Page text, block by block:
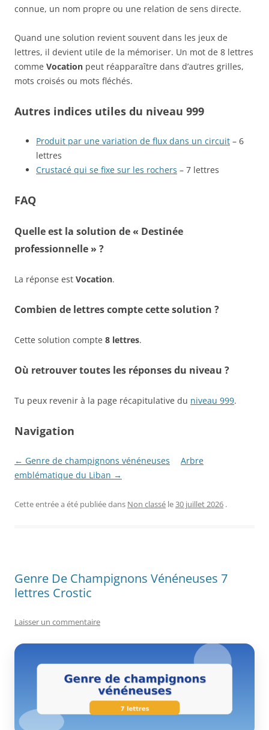
connue, un nom propre ou une relation de sens directe.
Quand une solution revient souvent dans les jeux de
lettres, il devient utile de la mémoriser. Un mot de 8 lettres
comme Vocation peut réapparaître dans d’autres grilles,
mots croisés ou mots fléchés.
Autres indices utiles du niveau 999
Produit par une variation de flux dans un circuit – 6
lettres
Crustacé qui se fixe sur les rochers – 7 lettres
FAQ
Quelle est la solution de « Destinée
professionnelle » ?
La réponse est Vocation.
Combien de lettres compte cette solution ?
Cette solution compte 8 lettres.
Où retrouver toutes les réponses du niveau ?
Tu peux revenir à la page récapitulative du niveau 999.
Navigation
← Genre de champignons vénéneuses
Arbre
emblématique du Liban →
Cette entrée a été publiée dans Non classé le30 juillet 2026 .
Genre De Champignons Vénéneuses 7
lettres Crostic
Laisser un commentaire